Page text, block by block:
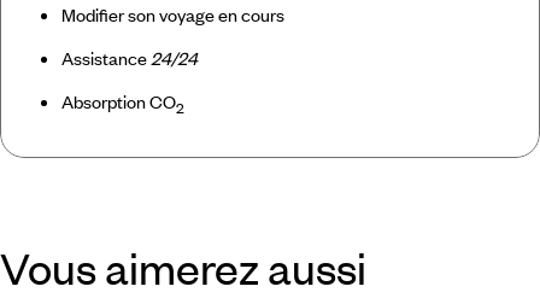
Modifier son voyage en cours
Assistance 24/24
Absorption CO2
Vous aimerez aussi